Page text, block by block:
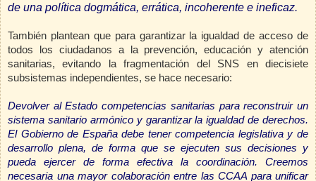
de una política dogmática, errática, incoherente e ineficaz.
También plantean que para garantizar la igualdad de acceso de
todos los ciudadanos a la prevención, educación y atención
sanitarias, evitando la fragmentación del SNS en diecisiete
subsistemas independientes, se hace necesario:
Devolver al Estado competencias sanitarias para reconstruir un
sistema sanitario armónico y garantizar la igualdad de derechos.
El Gobierno de España debe tener competencia legislativa y de
desarrollo plena, de forma que se ejecuten sus decisiones y
pueda ejercer de forma efectiva la coordinación. Creemos
necesaria una mayor colaboración entre las CCAA para unificar